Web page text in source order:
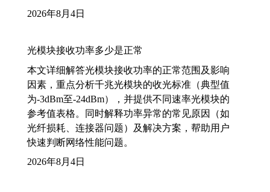
2026年8月4日
光模块接收功率多少是正常
本文详细解答光模块接收功率的正常范围及影响
因素，重点分析千兆光模块的收光标准（典型值
为-3dBm至-24dBm），并提供不同速率光模块的
参考值表格。同时解释功率异常的常见原因（如
光纤损耗、连接器问题）及解决方案，帮助用户
快速判断网络性能问题。
2026年8月4日